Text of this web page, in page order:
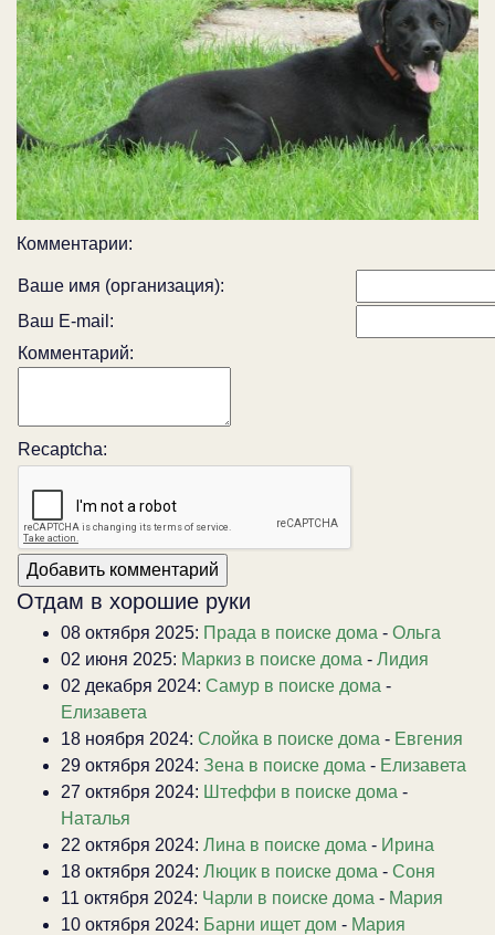
Комментарии:
Ваше имя (организация):
Ваш E-mail:
Комментарий:
Recaptcha:
Отдам в хорошие руки
08 октября 2025: Прада в поиске дома - Ольга
02 июня 2025: Маркиз в поиске дома - Лидия
02 декабря 2024: Самур в поиске дома -
Елизавета
18 ноября 2024: Слойка в поиске дома - Евгения
29 октября 2024: Зена в поиске дома - Елизавета
27 октября 2024: Штеффи в поиске дома -
Наталья
22 октября 2024: Лина в поиске дома - Ирина
18 октября 2024: Люцик в поиске дома - Соня
11 октября 2024: Чарли в поиске дома - Мария
10 октября 2024: Барни ищет дом - Мария